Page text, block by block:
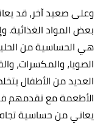
وعلى صعيد آخر، قد
بعض المواد الغذائية.
هي الحساسية من
الصويا، والمكسرات،
العديد من الأطفال
الأطعمة مع تقدمهم
يعاني من حساسية